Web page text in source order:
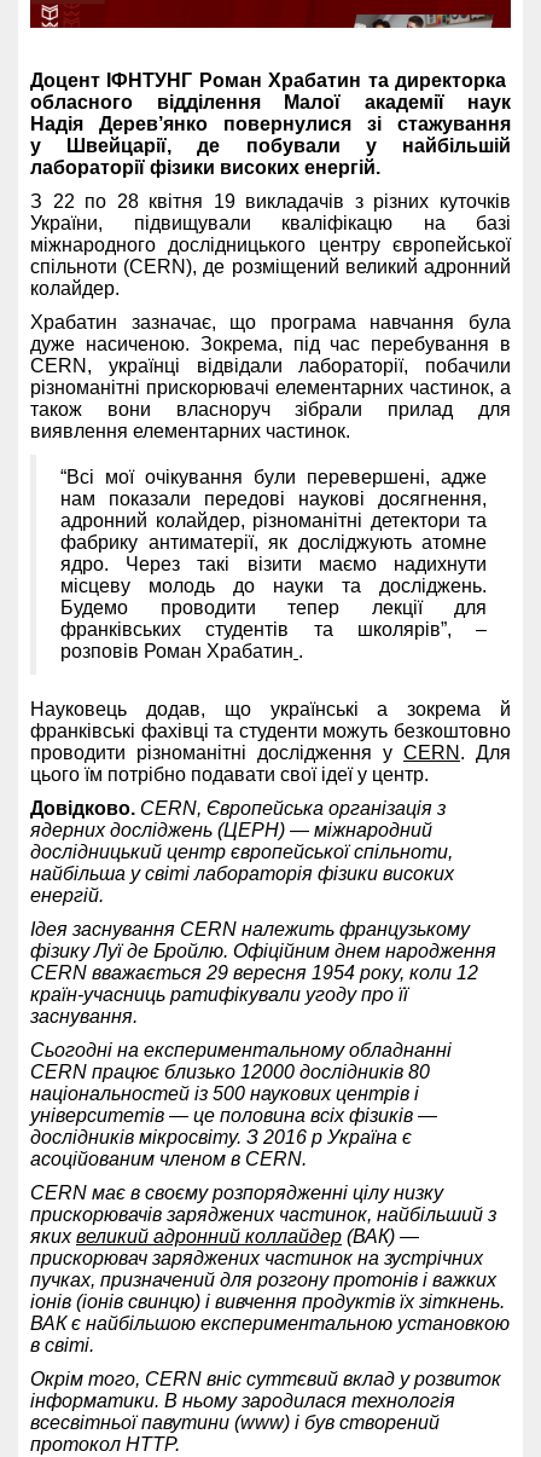
Доцент ІФНТУНГ Роман Храбатин та директорка
обласного відділення Малої академії наук
Надія Дерев’янко повернулися зі стажування
у Швейцарії, де побували у найбільшій
лабораторії фізики високих енергій.
З 22 по 28 квітня 19 викладачів з різних куточків
України, підвищували кваліфікацю на базі
міжнародного дослідницького центру європейської
спільноти (CERN), де розміщений великий адронний
колайдер.
Храбатин зазначає, що програма навчання була
дуже насиченою. Зокрема, під час перебування в
CERN, українці відвідали лабораторії, побачили
різноманітні прискорювачі елементарних частинок, а
також вони власноруч зібрали прилад для
виявлення елементарних частинок.
“Всі мої очікування були перевершені, адже
нам показали передові наукові досягнення,
адронний колайдер, різноманітні детектори та
фабрику антиматерії, як досліджують атомне
ядро. Через такі візити маємо надихнути
місцеву молодь до науки та досліджень.
Будемо проводити тепер лекції для
франківських студентів та школярів”, –
розповів Роман Храбатин .
Науковець додав, що українські а зокрема й
франківські фахівці та студенти можуть безкоштовно
проводити різноманітні дослідження у СЕRN . Для
цього їм потрібно подавати свої ідеї у центр.
Довідково. CERN, Європейська організація з
ядерних досліджень (ЦЕРН) — міжнародний
дослідницький центр європейської спільноти,
найбільша у світі лабораторія фізики високих
енергій.
Ідея заснування CERN належить французькому
фізику Луї де Бройлю. Офіційним днем народження
CERN вважається 29 вересня 1954 року, коли 12
країн-учасниць ратифікували угоду про її
заснування.
Сьогодні на експериментальному обладнанні
CERN працює близько 12000 дослідників 80
національностей із 500 наукових центрів і
університетів — це половина всіх фізиків —
дослідників мікросвіту. З 2016 р Україна є
асоційованим членом в CERN.
CERN має в своєму розпорядженні цілу низку
прискорювачів заряджених частинок, найбільший з
якихвеликий адронний коллайдер (ВАК) —
прискорювач заряджених частинок на зустрічних
пучках, призначений для розгону протонів і важких
іонів (іонів свинцю) і вивчення продуктів їх зіткнень.
ВАК є найбільшою експериментальною установкою
в світі.
Окрім того, CERN вніс суттєвий вклад у розвиток
інформатики. В ньому зародилася технологія
всесвітньої павутини (www) і був створений
протокол HTTP.